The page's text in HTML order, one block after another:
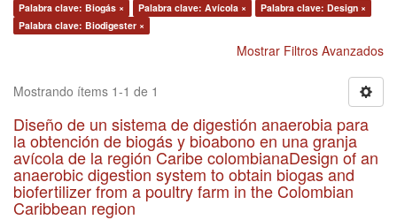
Palabra clave: Biogás ×
Palabra clave: Avícola ×
Palabra clave: Design ×
Palabra clave: Biodigester ×
Mostrar Filtros Avanzados
Mostrando ítems 1-1 de 1
Diseño de un sistema de digestión anaerobia para
la obtención de biogás y bioabono en una granja
avícola de la región Caribe colombianaDesign of an
anaerobic digestion system to obtain biogas and
biofertilizer from a poultry farm in the Colombian
Caribbean region